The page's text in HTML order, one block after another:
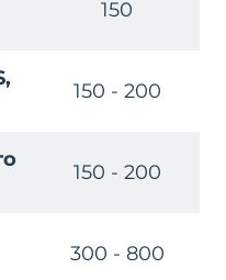
150
150 - 200
150 - 200
300 - 800